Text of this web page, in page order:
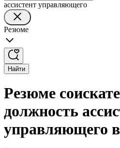
ассистент управляющего
Резюме
Найти
Резюме
должность
управляющего